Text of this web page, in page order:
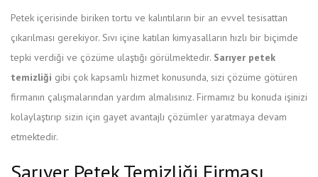
Petek içerisinde biriken tortu ve kalıntıların bir an evvel tesisattan
çıkarılması gerekiyor. Sıvı içine katılan kimyasalların hızlı bir biçimde
tepki verdiği ve çözüme ulaştığı görülmektedir. Sarıyer petek
temizliği gibi çok kapsamlı hizmet konusunda, sizi çözüme götüren
firmanın çalışmalarından yardım almalısınız. Firmamız bu konuda işinizi
kolaylaştırıp sizin için gayet avantajlı çözümler yaratmaya devam
etmektedir.